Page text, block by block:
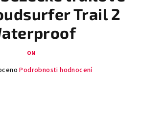
Trail 2
ON
Podrobnosti hodnocení